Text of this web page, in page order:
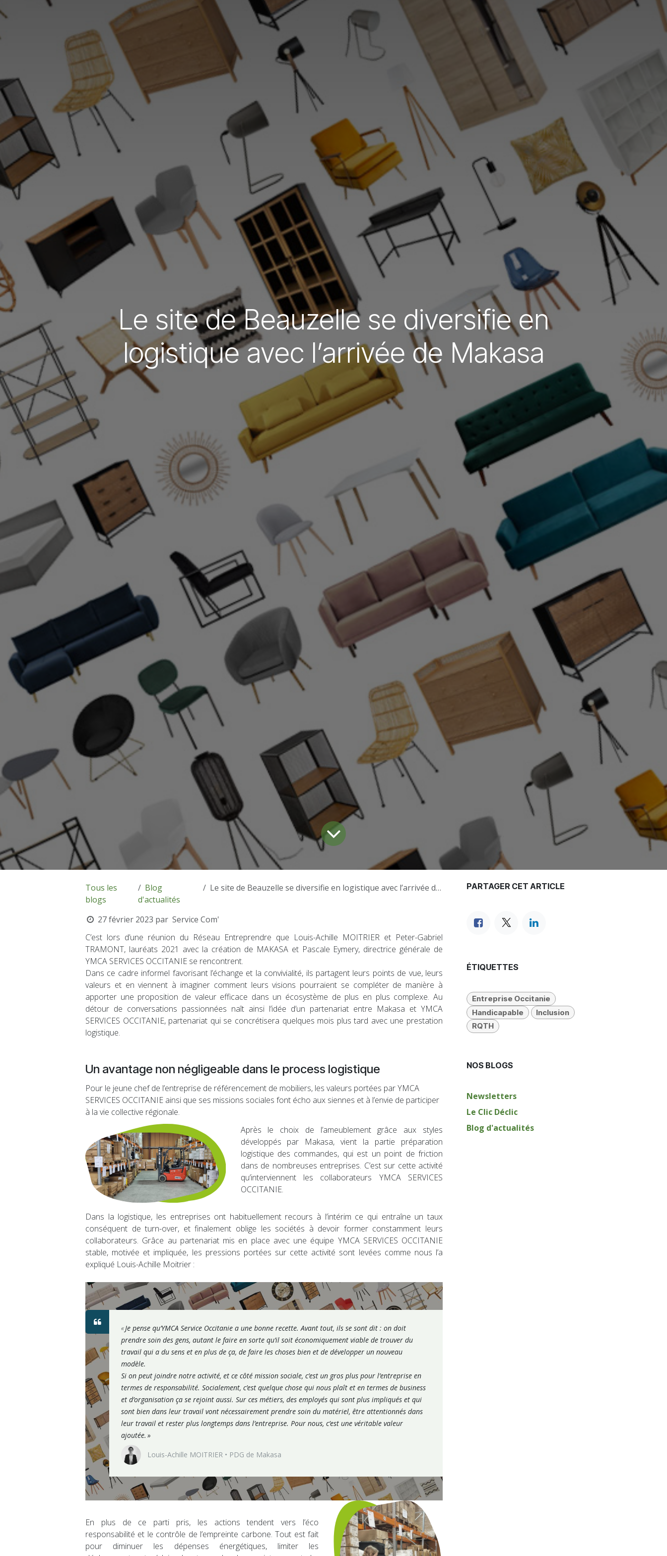
Le site de Beauzelle se diversifie en
logistique avec l’arrivée de Makasa
Tous les
blogs
Blog
d'actualités
Le site de Beauzelle se diversifie en logistique avec l’arrivée de Makasa
27 février 2023 par Service Com'
C’est lors d’une réunion du Réseau Entreprendre que Louis-Achille MOITRIER et Peter-Gabriel
TRAMONT, lauréats 2021 avec la création de MAKASA et Pascale Eymery, directrice générale de
YMCA SERVICES OCCITANIE se rencontrent.
Dans ce cadre informel favorisant l’échange et la convivialité, ils partagent leurs points de vue, leurs
valeurs et en viennent à imaginer comment leurs visions pourraient se compléter de manière à
apporter une proposition de valeur efficace dans un écosystème de plus en plus complexe. Au
détour de conversations passionnées naît ainsi l’idée d’un partenariat entre Makasa et YMCA
SERVICES OCCITANIE, partenariat qui se concrétisera quelques mois plus tard avec une prestation
logistique.
Un avantage non négligeable dans le process logistique
Pour le jeune chef de l’entreprise de référencement de mobiliers, les valeurs portées par YMCA
SERVICES OCCITANIE ainsi que ses missions sociales font écho aux siennes et à l’envie de participer
à la vie collective régionale.
Après le choix de l’ameublement grâce aux styles
développés par Makasa, vient la partie préparation
logistique des commandes, qui est un point de friction
dans de nombreuses entreprises. C’est sur cette activité
qu’interviennent les collaborateurs YMCA SERVICES
OCCITANIE.
Dans la logistique, les entreprises ont habituellement recours à l’intérim ce qui entraîne un taux
conséquent de turn-over, et finalement oblige les sociétés à devoir former constamment leurs
collaborateurs. Grâce au partenariat mis en place avec une équipe YMCA SERVICES OCCITANIE
stable, motivée et impliquée, les pressions portées sur cette activité sont levées comme nous l’a
expliqué Louis-Achille Moitrier :
«Je pense qu’YMCA Service Occitanie a une bonne recette. Avant tout, ils se sont dit : on doit
prendre soin des gens, autant le faire en sorte qu’il soit économiquement viable de trouver du
travail qui a du sens et en plus de ça, de faire les choses bien et de développer un nouveau
modèle.
Si on peut joindre notre activité, et ce côté mission sociale, c’est un gros plus pour l’entreprise en
termes de responsabilité. Socialement, c’est quelque chose qui nous plaît et en termes de business
et d’organisation ça se rejoint aussi. Sur ces métiers, des employés qui sont plus impliqués et qui
sont bien dans leur travail vont nécessairement prendre soin du matériel, être attentionnés dans
leur travail et rester plus longtemps dans l’entreprise. Pour nous, c’est une véritable valeur
ajoutée. »
Louis-Achille MOITRIER • PDG de Makasa
En plus de ce parti pris, les actions tendent vers l’éco
responsabilité et le contrôle de l’empreinte carbone. Tout est fait
pour diminuer les dépenses énergétiques, limiter les
PARTAGER CET ARTICLE
ÉTIQUETTES
Entreprise Occitanie
Handicapable
Inclusion
RQTH
NOS BLOGS
Newsletters
Le Clic Déclic
Blog d'actualités